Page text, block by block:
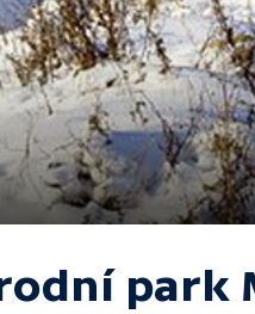
park